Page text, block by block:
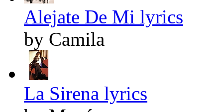
Alejate De Mi lyrics
by Camila
La Sirena lyrics